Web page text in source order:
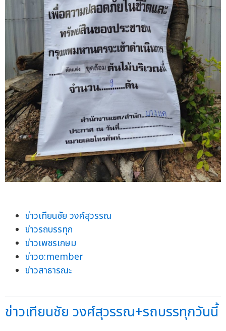
ข่าวเทียนชัย วงศ์สุวรรณ
ข่าวรถบรรทุก
ข่าวเพชรเกษม
ข่าวo:member
ข่าวสาธารณะ
ข่าวเทียนชัย วงศ์สุวรรณ+รถบรรทุกวันนี้